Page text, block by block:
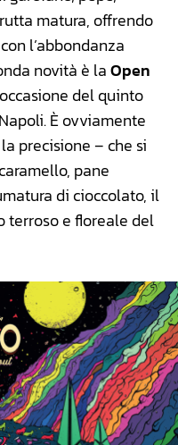
matura, offrendo
l’abbondanza
novità è laOpen
del quinto
È ovviamente
precisione – che si
pane
di cioccolato, il
terroso e floreale del